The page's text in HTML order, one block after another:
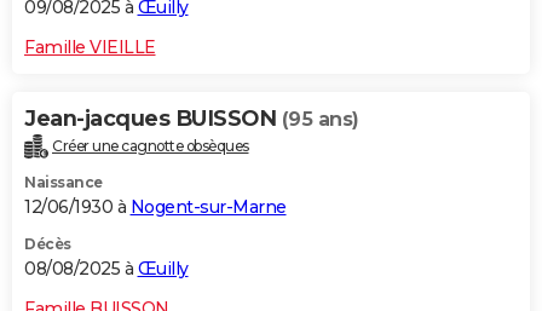
09/08/2025 à Œuilly
Famille VIEILLE
Jean-jacques BUISSON (95 ans)
Créer une cagnotte obsèques
Naissance
12/06/1930 à Nogent-sur-Marne
Décès
08/08/2025 à Œuilly